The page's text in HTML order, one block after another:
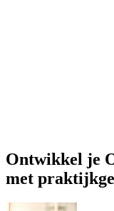
Ontwikkel je
met